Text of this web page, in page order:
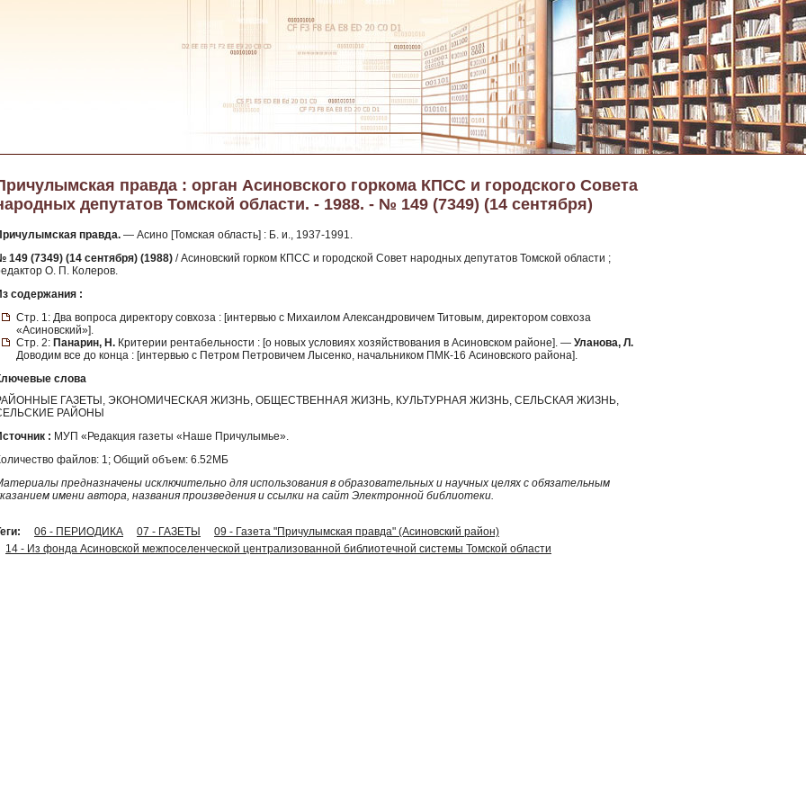
правда : орган Асиновского горкома КПСС и городского Совета
депутатов Томской области. - 1988. - № 149 (7349) (14 сентября)
правда. — Асино [Томская область] : Б. и., 1937-1991.
149 (7349) (14 сентября) (1988) / Асиновский горком КПСС и городской Совет народных депутатов Томской области ;
О. П. Колеров.
содержания :
Стр. 1: Два вопроса директору совхоза : [интервью с Михаилом Александровичем Титовым, директором совхоза
«Асиновский»].
Стр. 2: Панарин, Н. Критерии рентабельности : [о новых условиях хозяйствования в Асиновском районе]. — Уланова, Л.
Доводим все до конца : [интервью с Петром Петровичем Лысенко, начальником ПМК-16 Асиновского района].
слова
ГАЗЕТЫ, ЭКОНОМИЧЕСКАЯ ЖИЗНЬ, ОБЩЕСТВЕННАЯ ЖИЗНЬ, КУЛЬТУРНАЯ ЖИЗНЬ, СЕЛЬСКАЯ ЖИЗНЬ,
РАЙОНЫ
: МУП «Редакция газеты «Наше Причулымье».
файлов: 1; Общий объем: 6.52МБ
предназначены исключительно для использования в образовательных и научных целях с обязательным
имени автора, названия произведения и ссылки на сайт Электронной библиотеки.
06 - ПЕРИОДИКА 07 - ГАЗЕТЫ
09 - Газета "Причулымская правда" (Асиновский район)
14 - Из фонда Асиновской межпоселенческой централизованной библиотечной системы Томской области